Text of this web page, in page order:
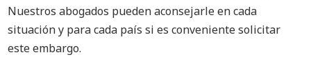
Nuestros abogados pueden aconsejarle en cada
situación y para cada país si es conveniente solicitar
este embargo.